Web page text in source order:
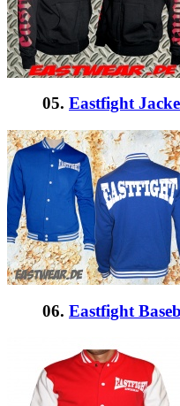
05. Eastfight
06. Eastfight